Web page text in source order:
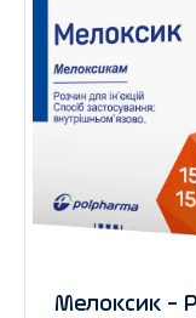
Мелоксик -